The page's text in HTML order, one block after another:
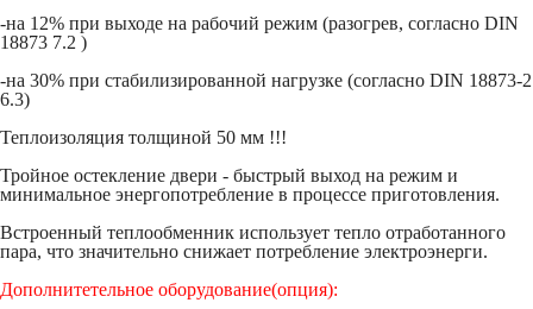
-на 12% при выходе на рабочий режим (разогрев, согласно DIN
18873 7.2 )
-на 30% при стабилизированной нагрузке (согласно DIN 18873-2
6.3)
Теплоизоляция толщиной 50 мм !!!
Тройное остекление двери - быстрый выход на режим и
минимальное энергопотребление в процессе приготовления.
Встроенный теплообменник использует тепло отработанного
пара, что значительно снижает потребление электроэнерги.
Дополнитетельное оборудование(опция):